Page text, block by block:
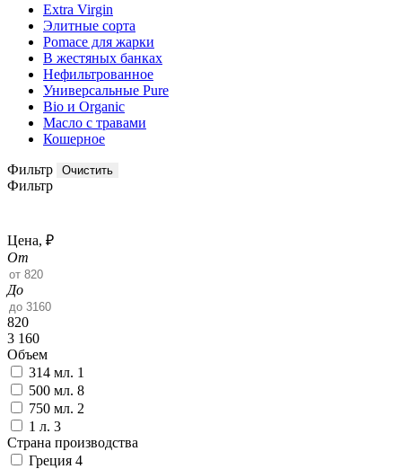
Extra Virgin
Элитные сорта
Pomace для жарки
В жестяных банках
Нефильтрованное
Универсальные Pure
Bio и Organic
Масло с травами
Кошерное
Фильтр
Фильтр
Цена, ₽
От
До
820
3 160
Объем
314 мл. 1
500 мл. 8
750 мл. 2
1 л. 3
Страна производства
Греция 4